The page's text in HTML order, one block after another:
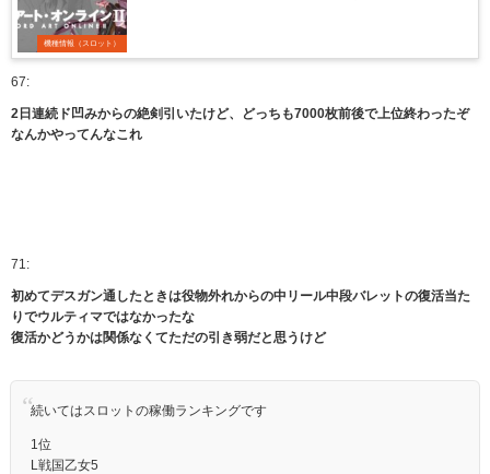
機種情報（スロット）
67:
2日連続ド凹みからの絶剣引いたけど、どっちも7000枚前後で上位終わったぞ
なんかやってんなこれ
71:
初めてデスガン通したときは役物外れからの中リール中段バレットの復活当た
りでウルティマではなかったな
復活かどうかは関係なくてただの引き弱だと思うけど
続いてはスロットの稼働ランキングです
1位
L戦国乙女5